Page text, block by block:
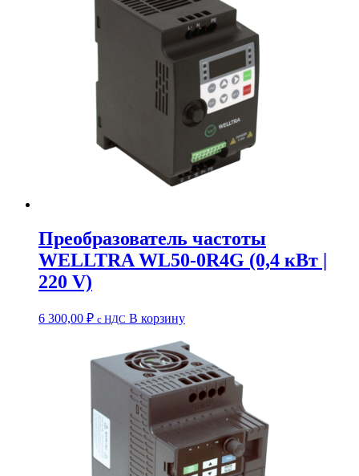
Преобразователь частоты
WELLTRA WL50-0R4G (0,4 кВт |
220 V)
6 300,00 ₽ c НДС В корзину